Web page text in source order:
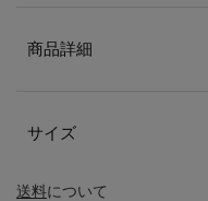
送料について
商品詳細
サイズ